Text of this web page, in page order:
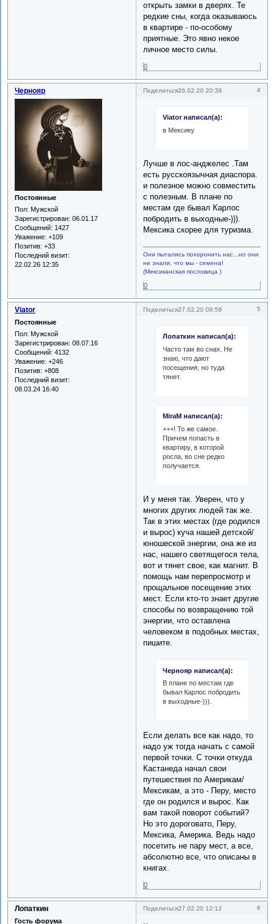
открыть замки в дверях. Те
редкие сны, когда оказываюсь
в квартире - по-особому
приятные. Это явно некое
личное место силы.
0
Поделиться 4
26.02.20 20:39
Чернояр
Постоянные
Пол: Мужской
Зарегистрирован: 06.01.17
Сообщений: 1427
Уважение: +109
Позитив: +33
Последний визит:
22.02.26 12:35
Viator написал(а):
в Мексику
Лучше в лос-анджелес .Там
есть русскоязычная диаспора.
и полезное можно совместить
с полезным. В плане по
местам где бывал Карлос
побродить в выходные-))).
Мексика скорее для туризма.
Они пытались похоронить нас...но они
не знали, что мы - семена!
(Мексиканская пословица )
0
Поделиться 5
27.02.20 09:58
Viator
Постоянные
Пол: Мужской
Зарегистрирован: 08.07.16
Сообщений: 4132
Уважение: +246
Позитив: +808
Последний визит:
08.03.24 16:40
Лопаткин написал(а):
Часто там во снах. Не
знаю, что дают
посещения, но туда
тянет.
MiraM написал(а):
+++! То же самое.
Причем попасть в
квартиру, в которой
росла, во сне редко
получается.
И у меня так. Уверен, что у
многих других людей так же.
Так в этих местах (где родился
и вырос) куча нашей детской/
юношеской энергии, она же из
нас, нашего светящегося тела,
вот и тянет свое, как магнит. В
помощь нам перепросмотр и
прощальное посещение этих
мест. Если кто-то знает другие
способы по возвращению той
энергии, что оставлена
человеком в подобных местах,
пишите.
Чернояр написал(а):
В плане по местам где
бывал Карлос побродить
в выходные-))).
Если делать все как надо, то
надо уж тогда начать с самой
первой точки. С точки откуда
Кастанеда начал свои
путешествия по Америкам/
Мексикам, а это - Перу, место
где он родился и вырос. Как
вам такой поворот событий?
Но это дороговато, Перу,
Мексика, Америка. Ведь надо
посетить не пару мест, а все,
абсолютно все, что описаны в
книгах.
0
Поделиться 6
27.02.20 12:12
Лопаткин
Гость форума